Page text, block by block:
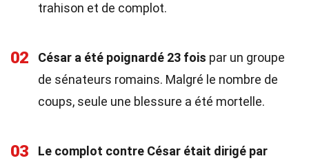
trahison et de complot.
02 César a été poignardé 23 fois par un groupe
de sénateurs romains. Malgré le nombre de
coups, seule une blessure a été mortelle.
03
Le complot contre César était dirigé par